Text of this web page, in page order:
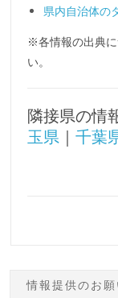
県内自治体の
※各情報の出典
い。
隣接県の情
玉県 ｜千葉
情報提供のお願